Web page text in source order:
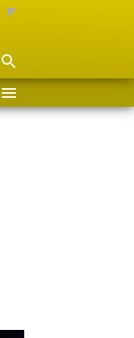
Mujeres Goya 2024